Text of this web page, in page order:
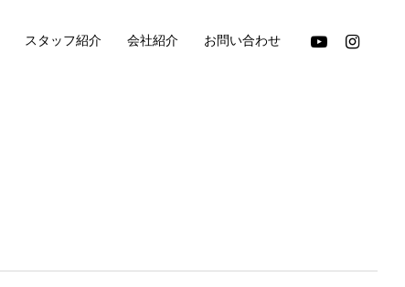
スタッフ紹介 会社紹介 お問い合わせ youtube instagram